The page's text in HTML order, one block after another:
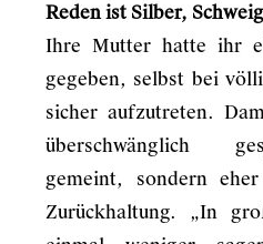
Reden ist Silber,
Ihre Mutter hatte ihr
gegeben, selbst bei
sicher aufzutreten.
überschwänglich
gemeint, sondern
Zurückhaltung. „In